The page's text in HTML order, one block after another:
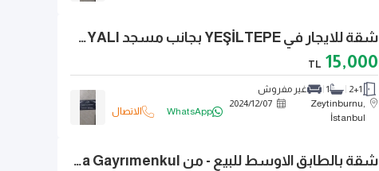
شقة للايجار في YEŞİLTEPE بجانب مسجد KONYALI
15,000
TL
2+1
1
غير مفروش
Zeytinburnu,
İstanbul
2024/12/07
WhatsApp الاتصال
شقة بالطابق الاوسط للبيع - من Avrasya Gayrımenkul